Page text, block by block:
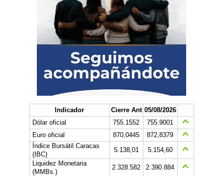
Indicador Cierre Ant 05/08/2026
Dólar oficial
755.1552
755.9001
Euro oficial
870,0445
872,8379
Índice Bursátil Caracas
(IBC)
5.138,01
5.154,60
Liquidez Monetaria
(MMBs.)
2.328.582
2.390.884